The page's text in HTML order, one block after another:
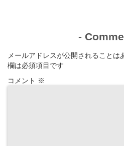
-
メールアドレスが公開されることは
欄は必須項目です
コメント ※